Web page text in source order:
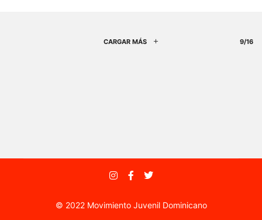
CARGAR MÁS 9/16
© 2022 Movimiento Juvenil Dominicano